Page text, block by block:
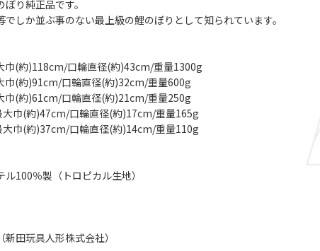
り純正品です。
しか並ぶ事のない最上級の鯉のぼりとして知られています。
巾(約)118cm/口輪直径(約)43cm/重量1300g
巾(約)91cm/口輪直径(約)32cm/重量600g
巾(約)61cm/口輪直径(約)21cm/重量250g
巾(約)47cm/口輪直径(約)17cm/重量165g
大巾(約)37cm/口輪直径(約)14cm/重量110g
100％製（トロピカル生地）
田玩具人形株式会社）